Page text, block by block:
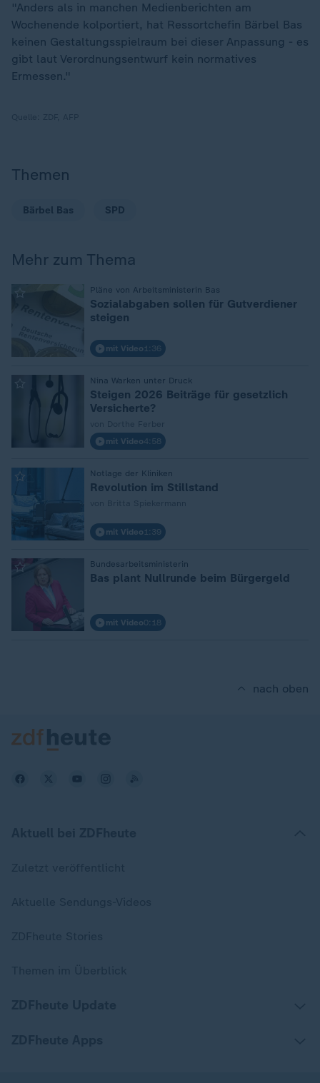
"Anders als in manchen Medienberichten am
Wochenende kolportiert, hat Ressortchefin Bärbel Bas
keinen Gestaltungsspielraum bei dieser Anpassung - es
gibt laut Verordnungsentwurf kein normatives
Ermessen."
Themen
Bärbel Bas SPD
Mehr zum Thema
Pläne von Arbeitsministerin Bas
Sozialabgaben sollen für Gutverdiener
steigen
mit Video 1:36
Nina Warken unter Druck
Steigen 2026 Beiträge für gesetzlich
Versicherte?
mit Video4:58
Notlage der Kliniken
Revolution im Stillstand
mit Video 1:39
Bundesarbeitsministerin
Bas plant Nullrunde beim Bürgergeld
mit Video0:18
nach oben